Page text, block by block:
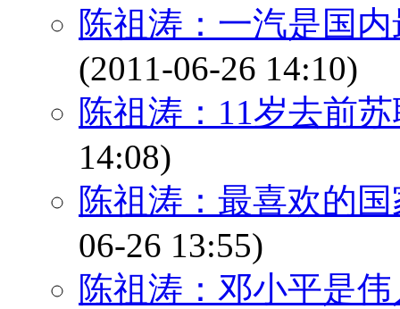
陈祖涛：一汽是国
(2011-06-26 14:10)
陈祖涛：11岁去前
14:08)
陈祖涛：最喜欢的
06-26 13:55)
陈祖涛：邓小平是